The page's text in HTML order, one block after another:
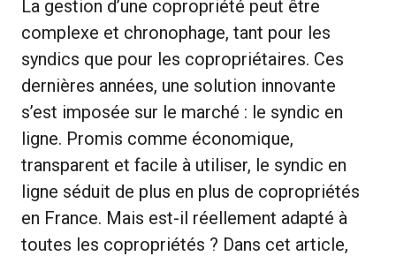
La gestion d’une copropriété peut être
complexe et chronophage, tant pour les
syndics que pour les copropriétaires. Ces
dernières années, une solution innovante
s’est imposée sur le marché : le syndic en
ligne. Promis comme économique,
transparent et facile à utiliser, le syndic en
ligne séduit de plus en plus de copropriétés
en France. Mais est-il réellement adapté à
toutes les copropriétés ? Dans cet article,